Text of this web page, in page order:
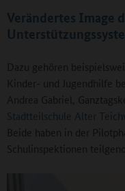
Verändertes Image
Dazu gehören
Kinder- und Jugendhilfe
Andrea Gabriel,
Stadtteilschule Alter
Beide haben in der
Schulinspektionen